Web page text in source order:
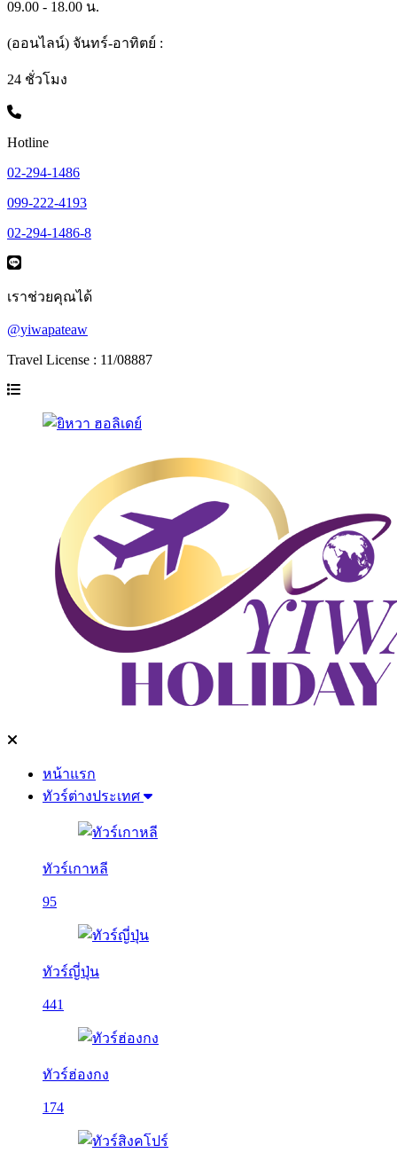
09.00 - 18.00 น.
(ออนไลน์) จันทร์-อาทิตย์ :
24 ชั่วโมง
Hotline
02-294-1486
099-222-4193
02-294-1486-8
เราช่วยคุณได้
@yiwapateaw
Travel License : 11/08887
หน้าแรก
ทัวร์ต่างประเทศ
ทัวร์เกาหลี
95
ทัวร์ญี่ปุ่น
441
ทัวร์ฮ่องกง
174